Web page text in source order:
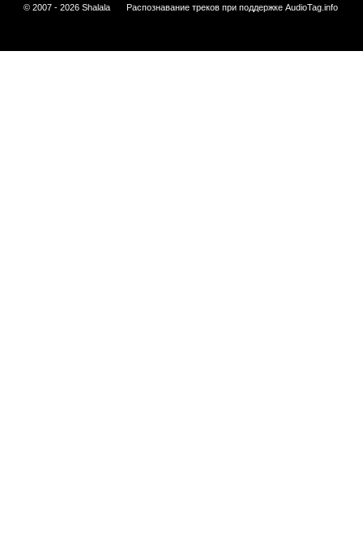
© 2007 - 2026 Shalala Распознавание треков при поддержке AudioTag.info